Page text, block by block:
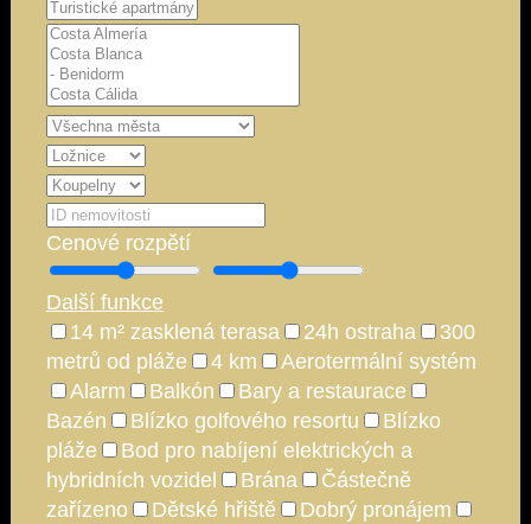
Cenové rozpětí
Další funkce
14 m² zasklená terasa
24h ostraha
300
metrů od pláže
4 km
Aerotermální systém
Alarm
Balkón
Bary a restaurace
Bazén
Blízko golfového resortu
Blízko
pláže
Bod pro nabíjení elektrických a
hybridních vozidel
Brána
Částečně
zařízeno
Dětské hřiště
Dobrý pronájem